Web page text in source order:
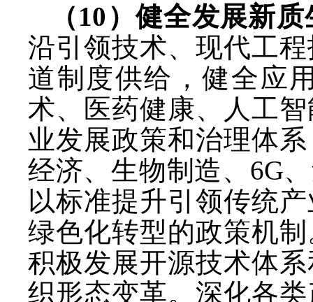
（10）健全发展新
沿引领技术、现代工
道制度供给，健全应
术、医药健康、人工
业发展政策和治理体
经济、生物制造、 6G
以标准提升引领传统
绿色化转型的政策机
积极发展开源技术体
织形态变革。深化各